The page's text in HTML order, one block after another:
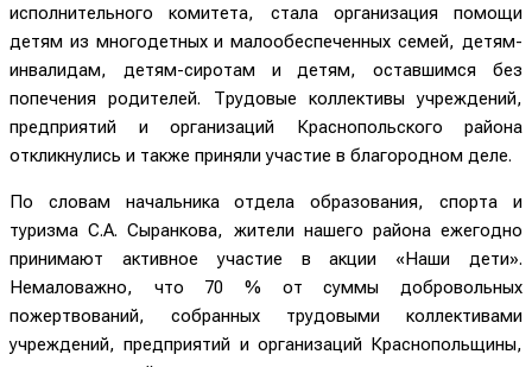
исполнительного комитета, стала организация помощи
детям из многодетных и малообеспеченных семей, детям-
инвалидам, детям-сиротам и детям, оставшимся без
попечения родителей. Трудовые коллективы учреждений,
предприятий и организаций Краснопольского района
откликнулись и также приняли участие в благородном деле.
По словам начальника отдела образования, спорта и
туризма С.А. Сыранкова, жители нашего района ежегодно
принимают активное участие в акции «Наши дети».
Немаловажно, что 70 % от суммы добровольных
пожертвований, собранных трудовыми коллективами
учреждений, предприятий и организаций Краснопольщины,